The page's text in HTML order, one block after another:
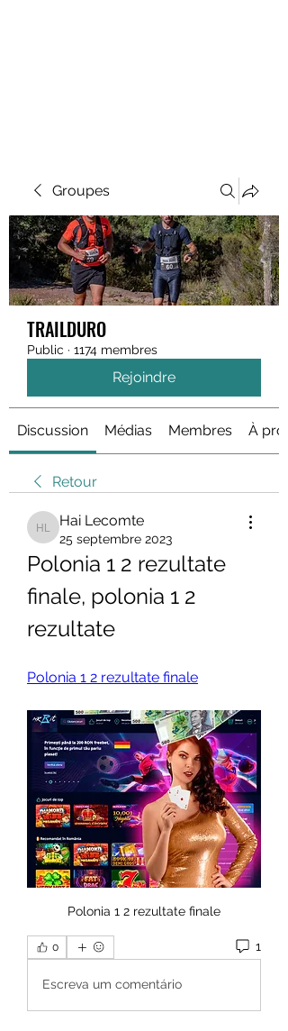
Groupes
TRAILDURO
Public · 1174 membres
Rejoindre
Discussion Médias Membres À
Retour
Hai Lecomte
Hai Lecomte
25 septembre 2023
Polonia 1 2 rezultate
finale, polonia 1 2
rezultate
Polonia 1 2 rezultate finale
Polonia 1 2 rezultate finale
0 1
Escreva um comentário